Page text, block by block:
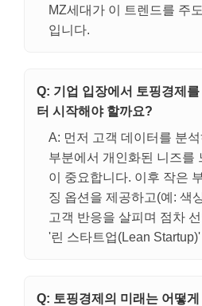
MZ세대가 이 트렌드를 주
입니다.
Q: 기업 입장에서 토핑경제
터 시작해야 할까요?
A: 먼저 고객 데이터를 분
부분에서 개인화된 니즈를
이 중요합니다. 이후 작은
징 옵션을 제공하고(예: 색
고객 반응을 살피며 점차
'린 스타트업(Lean
Q: 토핑경제의 미래는 어떻